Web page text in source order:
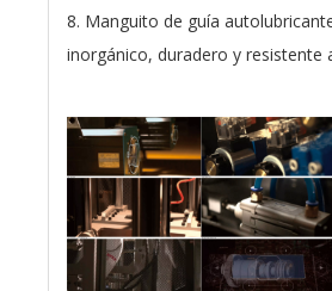
8. Manguito de guía
inorgánico, duradero y resistente